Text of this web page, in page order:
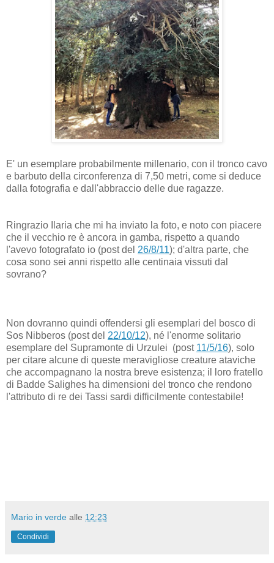
E' un esemplare probabilmente millenario, con il tronco cavo
e barbuto della circonferenza di 7,50 metri, come si deduce
dalla fotografia e dall'abbraccio delle due ragazze.
Ringrazio Ilaria che mi ha inviato la foto, e noto con piacere
che il vecchio re è ancora in gamba, rispetto a quando
l'avevo fotografato io (post del 26/8/11); d'altra parte, che
cosa sono sei anni rispetto alle centinaia vissuti dal
sovrano?
Non dovranno quindi offendersi gli esemplari del bosco di
Sos Nibberos (post del 22/10/12), né l'enorme solitario
esemplare del Supramonte di Urzulei (post 11/5/16), solo
per citare alcune di queste meravigliose creature ataviche
che accompagnano la nostra breve esistenza; il loro fratello
di Badde Salighes ha dimensioni del tronco che rendono
l'attributo di re dei Tassi sardi difficilmente contestabile!
Mario in verde alle 12:23
Condividi